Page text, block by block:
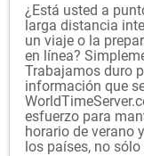
¿Está usted a
larga distancia
un viaje o la
en línea?
Trabajamos duro
información que
esfuerzo para
horario de verano
los países, no